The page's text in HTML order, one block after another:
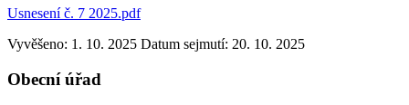
Usnesení č. 7 2025.pdf
Vyvěšeno: 1. 10. 2025 Datum sejmutí: 20. 10. 2025
Obecní úřad